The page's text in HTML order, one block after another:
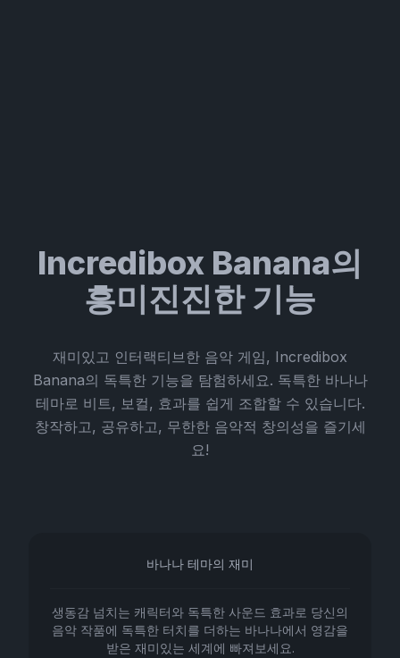
Incredibox Banana의
흥미진진한 기능
재미있고 인터랙티브한 음악 게임, Incredibox
Banana의 독특한 기능을 탐험하세요. 독특한 바나나
테마로 비트, 보컬, 효과를 쉽게 조합할 수 있습니다.
창작하고, 공유하고, 무한한 음악적 창의성을 즐기세
요!
바나나 테마의 재미
생동감 넘치는 캐릭터와 독특한 사운드 효과로 당신의
음악 작품에 독특한 터치를 더하는 바나나에서 영감을
받은 재미있는 세계에 빠져보세요.